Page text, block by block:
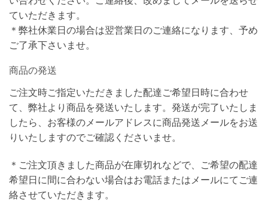
ていただきます。
＊弊社休業日の場合は翌営業日のご連絡になります、予め
ご了承下さいませ。
商品の発送
ご注文時ご指定いただきました配達ご希望日時に合わせ
て、弊社より商品を発送いたします。発送が完了いたしま
したら、お客様のメールアドレスに商品発送メールをお送
りいたしますのでご確認くださいませ。
＊ご注文頂きました商品が在庫切れなどで、ご希望の配達
希望日に間に合わない場合はお電話またはメールにてご連
絡させていただきます。